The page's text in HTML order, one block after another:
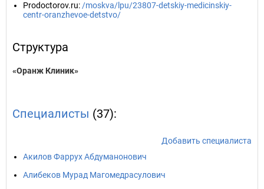
Prodoctorov.ru: /moskva/lpu/23807-detskiy-medicinskiy-
centr-oranzhevoe-detstvo/
Структура
«Оранж Клиник»
Специалисты (37):
Добавить специалиста
Акилов Фаррух Абдуманонович
Алибеков Мурад Магомедрасулович